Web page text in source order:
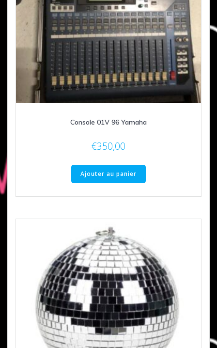
Console 01V 96 Yamaha
€350,00
Ajouter au panier